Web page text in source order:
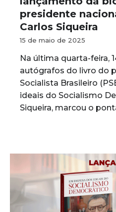
presidente
Carlos Siqueira
15 de maio de 2025
Na última quarta-feira,
autógrafos do livro do
Socialista Brasileiro
ideais do Socialismo
Siqueira, marcou o